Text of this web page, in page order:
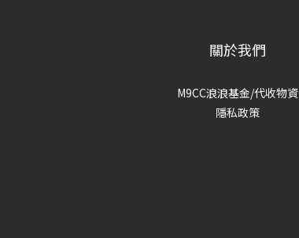
關於我們
M9CC浪浪基金/代收物資
隱私政策